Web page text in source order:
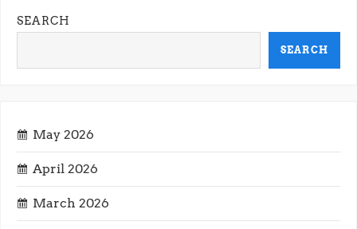
t
n
v
i
g
SEARCH
SEARCH
May 2026
April 2026
March 2026